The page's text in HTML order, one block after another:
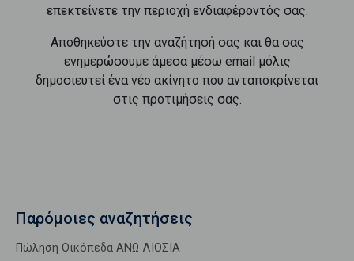
επεκτείνετε την περιοχή ενδιαφέροντός σας.
Αποθηκεύστε την αναζήτησή σας και θα σας
ενημερώσουμε άμεσα μέσω email μόλις
δημοσιευτεί ένα νέο ακίνητο που ανταποκρίνεται
στις προτιμήσεις σας.
Παρόμοιες αναζητήσεις
Πώληση Οικόπεδα ΑΝΩ ΛΙΟΣΙΑ